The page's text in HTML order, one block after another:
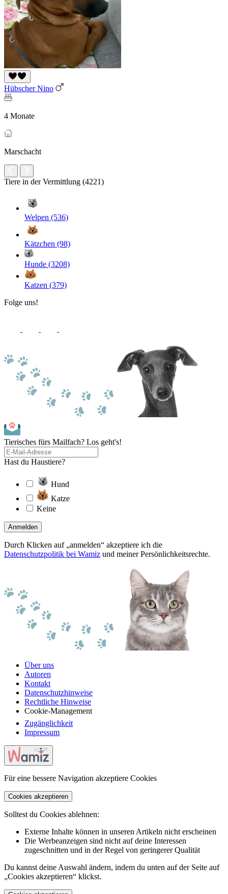
Hübscher Nino
4 Monate
Marschacht
Tiere in der Vermittlung (4221)
Welpen (536)
Kätzchen (98)
Hunde (3208)
Katzen (379)
Folge uns!
Tierisches fürs Mailfach? Los geht's!
Hast du Haustiere?
Hund
Katze
Keine
Anmelden
Durch Klicken auf „anmelden“ akzeptiere ich die
Datenschutzpolitik bei Wamiz und meiner Persönlichkeitsrechte.
Über uns
Autoren
Kontakt
Datenschutzhinweise
Rechtliche Hinweise
Cookie-Management
Zugänglichkeit
Impressum
Für eine bessere Navigation akzeptiere Cookies
Cookies akzeptieren
Solltest du Cookies ablehnen:
Externe Inhalte können in unseren Artikeln nicht erscheinen
Die Werbeanzeigen sind nicht auf deine Interessen
zugeschnitten und in der Regel von geringerer Qualität
Du kannst deine Auswahl ändern, indem du unten auf der Seite auf
„Cookies akzeptieren“ klickst.